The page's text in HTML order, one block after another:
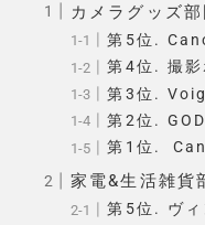
カメラグッズ部
第5位.
第4位. 撮影
第3位.
第2位.
第1位.
家電&生活雑貨
第5位. ヴィ